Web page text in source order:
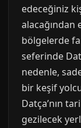
edeceğiniz
alacağından
bölgelerde
seferinde
nedenle,
bir keşif
Datça’nın
gezilecek